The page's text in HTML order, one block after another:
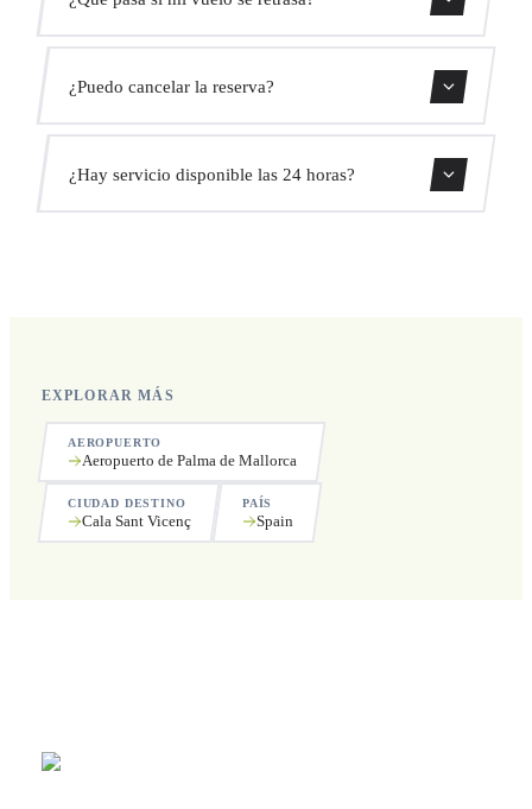
fijo al instante. Sin cargos ocultos.
conductor ajustará automáticamente la hora de recogida
sin coste adicional.
¿Puedo cancelar la reserva?
recogida.
¿Hay servicio disponible las 24 horas?
EXPLORAR MÁS
AEROPUERTO
Aeropuerto de Palma de Mallorca
CIUDAD DESTINO
Cala Sant Vicenç
PAÍS
Spain